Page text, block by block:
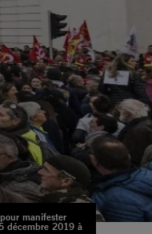
manifester
décembre 2019 à